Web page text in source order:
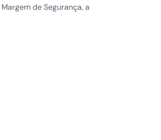
de Segurança, a